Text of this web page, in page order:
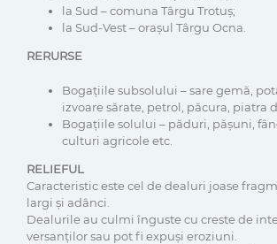
la Sud – comuna Târgu Trotuș;
la Sud-Vest – orașul Târgu Ocna.
RERURSE
Bogațiile subsolului – sare gemă,
izvoare sărate, petrol, păcura, piatra
Bogațiile solului – păduri, pășuni,
culturi agricole etc.
RELIEFUL
Caracteristic este cel de dealuri joase
largi și adânci.
Dealurile au culmi înguste cu creste de
versanților sau pot fi expuși eroziuni.